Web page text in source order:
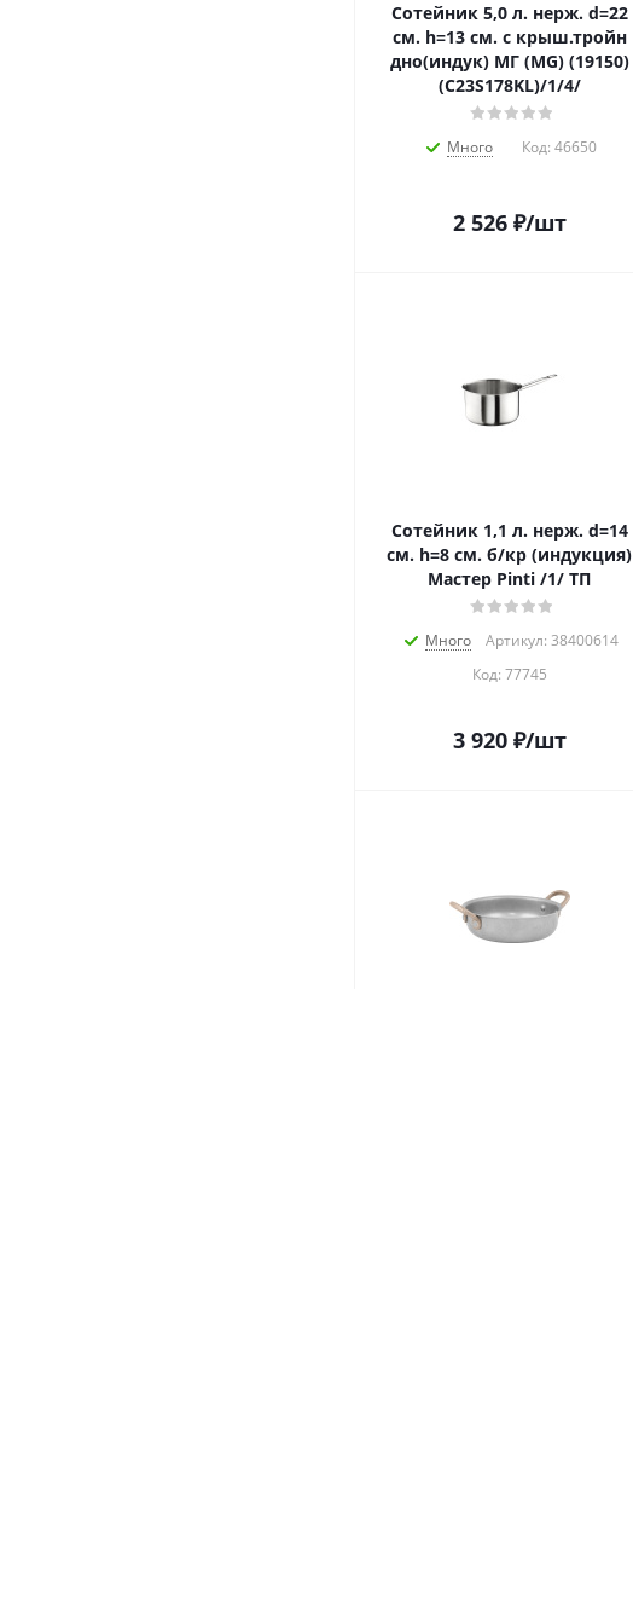
Сотейник 5,0 л. нерж. d=22
см. h=13 см. с крыш.тройн
дно(индук) МГ (MG) (19150)
(С23S178KL)/1/4/
Много Код: 46650
2 526₽/шт
Сотейник 1,1 л. нерж. d=14
см. h=8 см. б/кр (индукция)
Мастер Pinti /1/ ТП
Много
Артикул: 38400614
Код: 77745
3 920₽/шт